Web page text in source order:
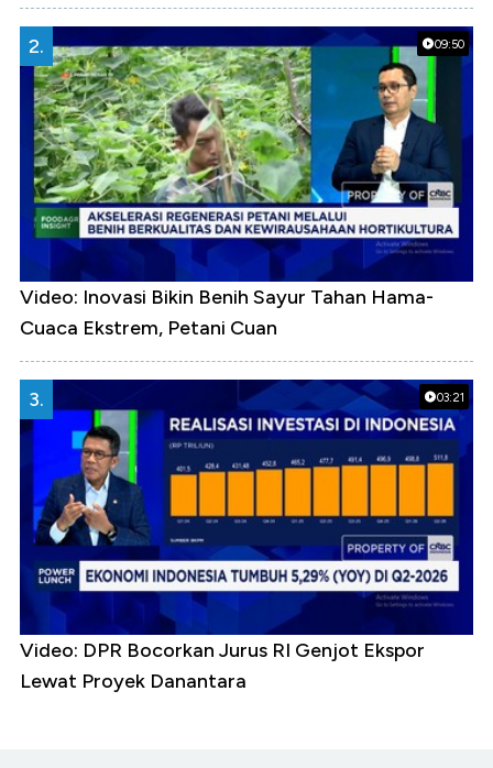
09:50
2.
Video: Inovasi Bikin Benih Sayur Tahan Hama-
Cuaca Ekstrem, Petani Cuan
03:21
3.
Video: DPR Bocorkan Jurus RI Genjot Ekspor
Lewat Proyek Danantara